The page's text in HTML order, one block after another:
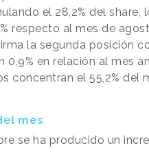
el 28,2% del share,
respecto al mes de
la segunda posición
0,9% en relación al mes
concentran el 55,2% del
mes
se ha producido un